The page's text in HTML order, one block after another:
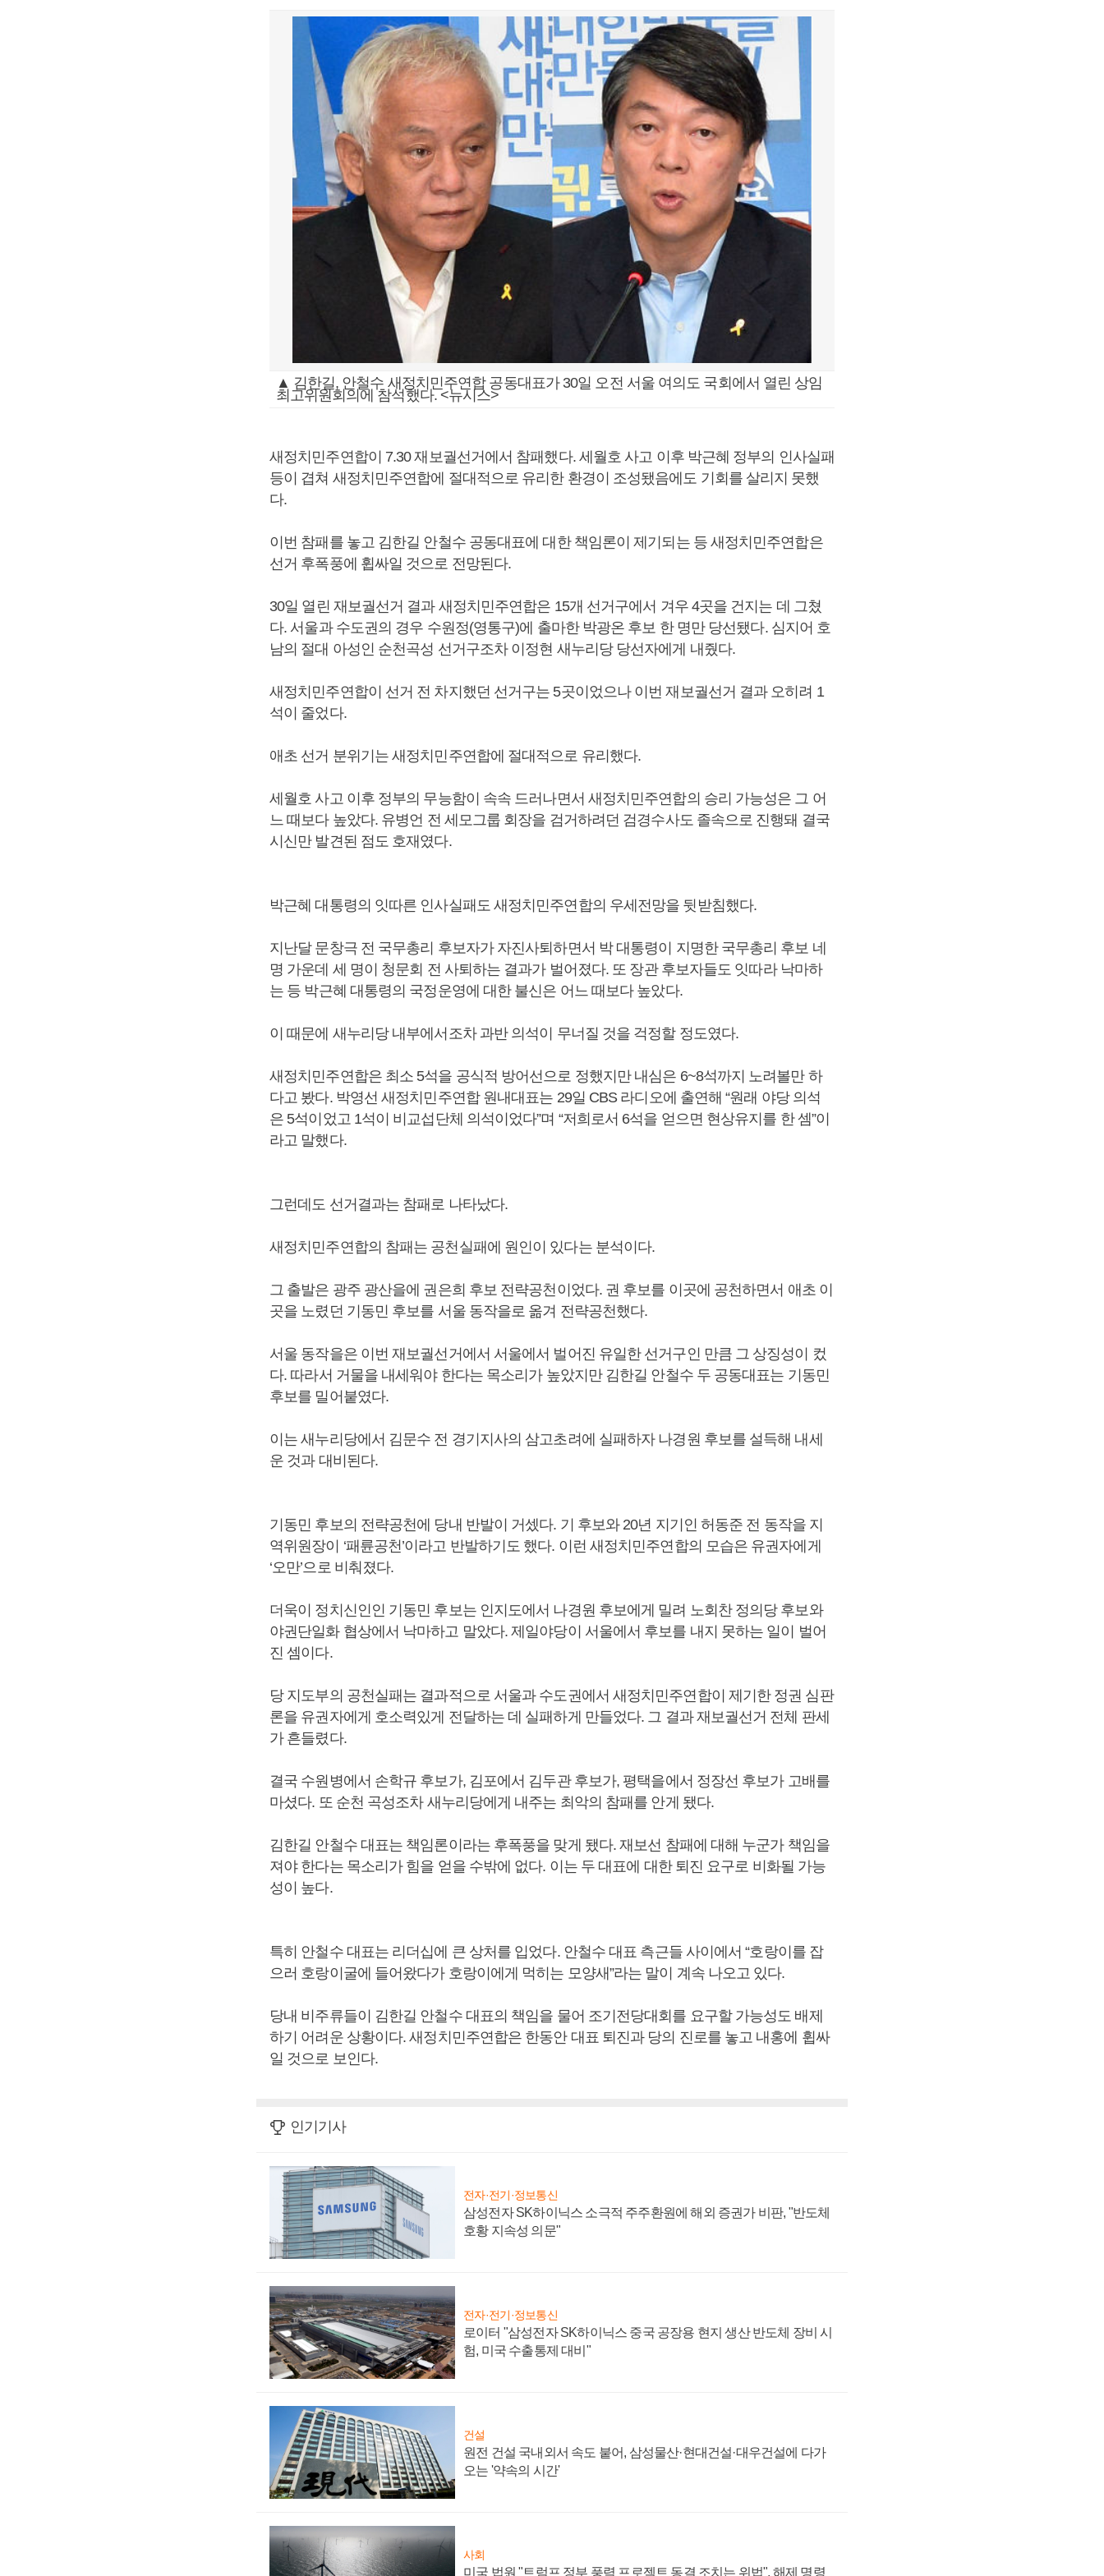
▲ 김한길, 안철수 새정치민주연합 공동대표가 30일 오전 서울 여의도 국회에서 열린 상임
최고위원회의에 참석했다. <뉴시스>
새정치민주연합이 7.30 재보궐선거에서 참패했다. 세월호 사고 이후 박근혜 정부의 인사실패
등이 겹쳐 새정치민주연합에 절대적으로 유리한 환경이 조성됐음에도 기회를 살리지 못했
다.
이번 참패를 놓고 김한길 안철수 공동대표에 대한 책임론이 제기되는 등 새정치민주연합은
선거 후폭풍에 휩싸일 것으로 전망된다.
30일 열린 재보궐선거 결과 새정치민주연합은 15개 선거구에서 겨우 4곳을 건지는 데 그쳤
다. 서울과 수도권의 경우 수원정(영통구)에 출마한 박광온 후보 한 명만 당선됐다. 심지어 호
남의 절대 아성인 순천곡성 선거구조차 이정현 새누리당 당선자에게 내줬다.
새정치민주연합이 선거 전 차지했던 선거구는 5곳이었으나 이번 재보궐선거 결과 오히려 1
석이 줄었다.
애초 선거 분위기는 새정치민주연합에 절대적으로 유리했다.
세월호 사고 이후 정부의 무능함이 속속 드러나면서 새정치민주연합의 승리 가능성은 그 어
느 때보다 높았다. 유병언 전 세모그룹 회장을 검거하려던 검경수사도 졸속으로 진행돼 결국
시신만 발견된 점도 호재였다.
박근혜 대통령의 잇따른 인사실패도 새정치민주연합의 우세전망을 뒷받침했다.
지난달 문창극 전 국무총리 후보자가 자진사퇴하면서 박 대통령이 지명한 국무총리 후보 네
명 가운데 세 명이 청문회 전 사퇴하는 결과가 벌어졌다. 또 장관 후보자들도 잇따라 낙마하
는 등 박근혜 대통령의 국정운영에 대한 불신은 어느 때보다 높았다.
이 때문에 새누리당 내부에서조차 과반 의석이 무너질 것을 걱정할 정도였다.
새정치민주연합은 최소 5석을 공식적 방어선으로 정했지만 내심은 6~8석까지 노려볼만 하
다고 봤다. 박영선 새정치민주연합 원내대표는 29일 CBS 라디오에 출연해 “원래 야당 의석
은 5석이었고 1석이 비교섭단체 의석이었다”며 “저희로서 6석을 얻으면 현상유지를 한 셈”이
라고 말했다.
그런데도 선거결과는 참패로 나타났다.
새정치민주연합의 참패는 공천실패에 원인이 있다는 분석이다.
그 출발은 광주 광산을에 권은희 후보 전략공천이었다. 권 후보를 이곳에 공천하면서 애초 이
곳을 노렸던 기동민 후보를 서울 동작을로 옮겨 전략공천했다.
서울 동작을은 이번 재보궐선거에서 서울에서 벌어진 유일한 선거구인 만큼 그 상징성이 컸
다. 따라서 거물을 내세워야 한다는 목소리가 높았지만 김한길 안철수 두 공동대표는 기동민
후보를 밀어붙였다.
이는 새누리당에서 김문수 전 경기지사의 삼고초려에 실패하자 나경원 후보를 설득해 내세
운 것과 대비된다.
기동민 후보의 전략공천에 당내 반발이 거셌다. 기 후보와 20년 지기인 허동준 전 동작을 지
역위원장이 ‘패륜공천’이라고 반발하기도 했다. 이런 새정치민주연합의 모습은 유권자에게
‘오만’으로 비춰졌다.
더욱이 정치신인인 기동민 후보는 인지도에서 나경원 후보에게 밀려 노회찬 정의당 후보와
야권단일화 협상에서 낙마하고 말았다. 제일야당이 서울에서 후보를 내지 못하는 일이 벌어
진 셈이다.
당 지도부의 공천실패는 결과적으로 서울과 수도권에서 새정치민주연합이 제기한 정권 심판
론을 유권자에게 호소력있게 전달하는 데 실패하게 만들었다. 그 결과 재보궐선거 전체 판세
가 흔들렸다.
결국 수원병에서 손학규 후보가, 김포에서 김두관 후보가, 평택을에서 정장선 후보가 고배를
마셨다. 또 순천 곡성조차 새누리당에게 내주는 최악의 참패를 안게 됐다.
김한길 안철수 대표는 책임론이라는 후폭풍을 맞게 됐다. 재보선 참패에 대해 누군가 책임을
져야 한다는 목소리가 힘을 얻을 수밖에 없다. 이는 두 대표에 대한 퇴진 요구로 비화될 가능
성이 높다.
특히 안철수 대표는 리더십에 큰 상처를 입었다. 안철수 대표 측근들 사이에서 “호랑이를 잡
으러 호랑이굴에 들어왔다가 호랑이에게 먹히는 모양새”라는 말이 계속 나오고 있다.
당내 비주류들이 김한길 안철수 대표의 책임을 물어 조기전당대회를 요구할 가능성도 배제
하기 어려운 상황이다. 새정치민주연합은 한동안 대표 퇴진과 당의 진로를 놓고 내홍에 휩싸
일 것으로 보인다.
인기기사
전자·전기·정보통신
삼성전자 SK하이닉스 소극적 주주환원에 해외 증권가 비판, "반도체
호황 지속성 의문"
전자·전기·정보통신
로이터 "삼성전자 SK하이닉스 중국 공장용 현지 생산 반도체 장비 시
험, 미국 수출통제 대비"
건설
원전 건설 국내외서 속도 붙어, 삼성물산·현대건설·대우건설에 다가
오는 '약속의 시간'
사회
미국 법원 "트럼프 정부 풍력 프로젝트 동결 조치는 위법", 해제 명령